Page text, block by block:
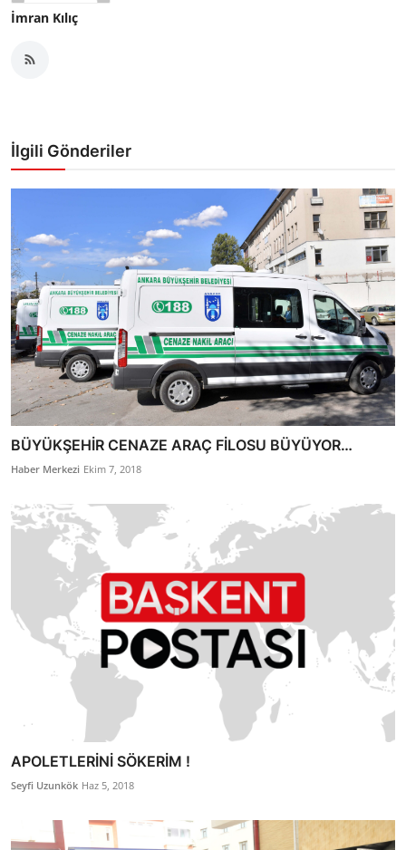
İmran Kılıç
İlgili Gönderiler
BÜYÜKŞEHİR CENAZE ARAÇ FİLOSU BÜYÜYOR…
Haber Merkezi Ekim 7, 2018
APOLETLERİNİ SÖKERİM !
Seyfi Uzunkök Haz 5, 2018